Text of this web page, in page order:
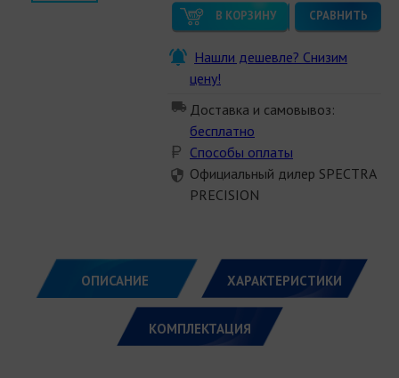
В КОРЗИНУ СРАВНИТЬ
Нашли дешевле? Снизим
цену!
Доставка и самовывоз:
бесплатно
Способы оплаты
Официальный дилер SPECTRA
PRECISION
ОПИСАНИЕ ХАРАКТЕРИСТИКИ
КОМПЛЕКТАЦИЯ